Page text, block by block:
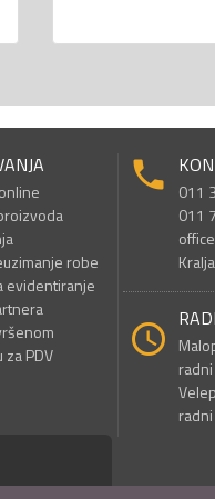
robe
evidentiranje
PDV
011
011